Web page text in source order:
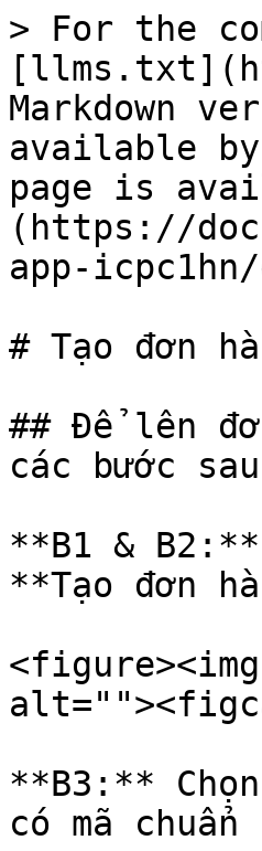
> For the
Markdown
available
page is
(https://
app-
# Tạo đơn
## Để lên
các bước
**B1 &
**Tạo đơn
**B3:**
có mã chuẩn